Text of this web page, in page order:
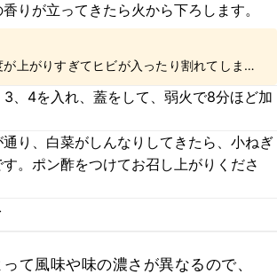
りが立ってきたら火から下ろします。
上がりすぎてヒビが入ったり割れてしまう
のフライパンで炒めてくださいね。
、4を入れ、蓋をして、弱火で8分ほど加
り、白菜がしんなりしてきたら、小ねぎ
。ポン酢をつけてお召し上がりくださ
て風味や味の濃さが異なるので、